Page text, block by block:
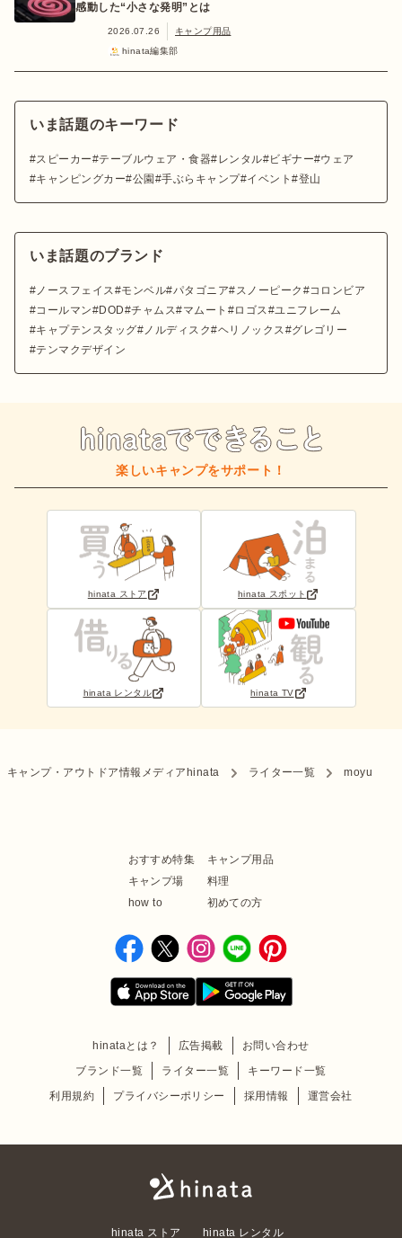
感動した“小さな発明”とは
2026.07.26
キャンプ用品
hinata編集部
いま話題のキーワード
スピーカー テーブルウェア・食器 レンタル ビギナー
ウェア
キャンピングカー 公園 手ぶらキャンプ イベント 登山
いま話題のブランド
ノースフェイス モンベル パタゴニア スノーピーク
コロンビア
コールマン
DOD チャムス マムート ロゴス
ユニフレーム
キャプテンスタッグ
ノルディスク ヘリノックス
グレゴリー
テンマクデザイン
楽しいキャンプをサポート！
hinata ストア hinata スポット
hinata レンタル hinata TV
キャンプ・アウトドア情報メディアhinata ライター一覧 moyu
おすすめ特集
キャンプ用品
キャンプ場
料理
how to
初めての方
hinataとは？ 広告掲載
お問い合わせ
ブランド一覧
ライター一覧
キーワード一覧
利用規約
プライバシーポリシー 採用情報 運営会社
hinata ストア hinata レンタル